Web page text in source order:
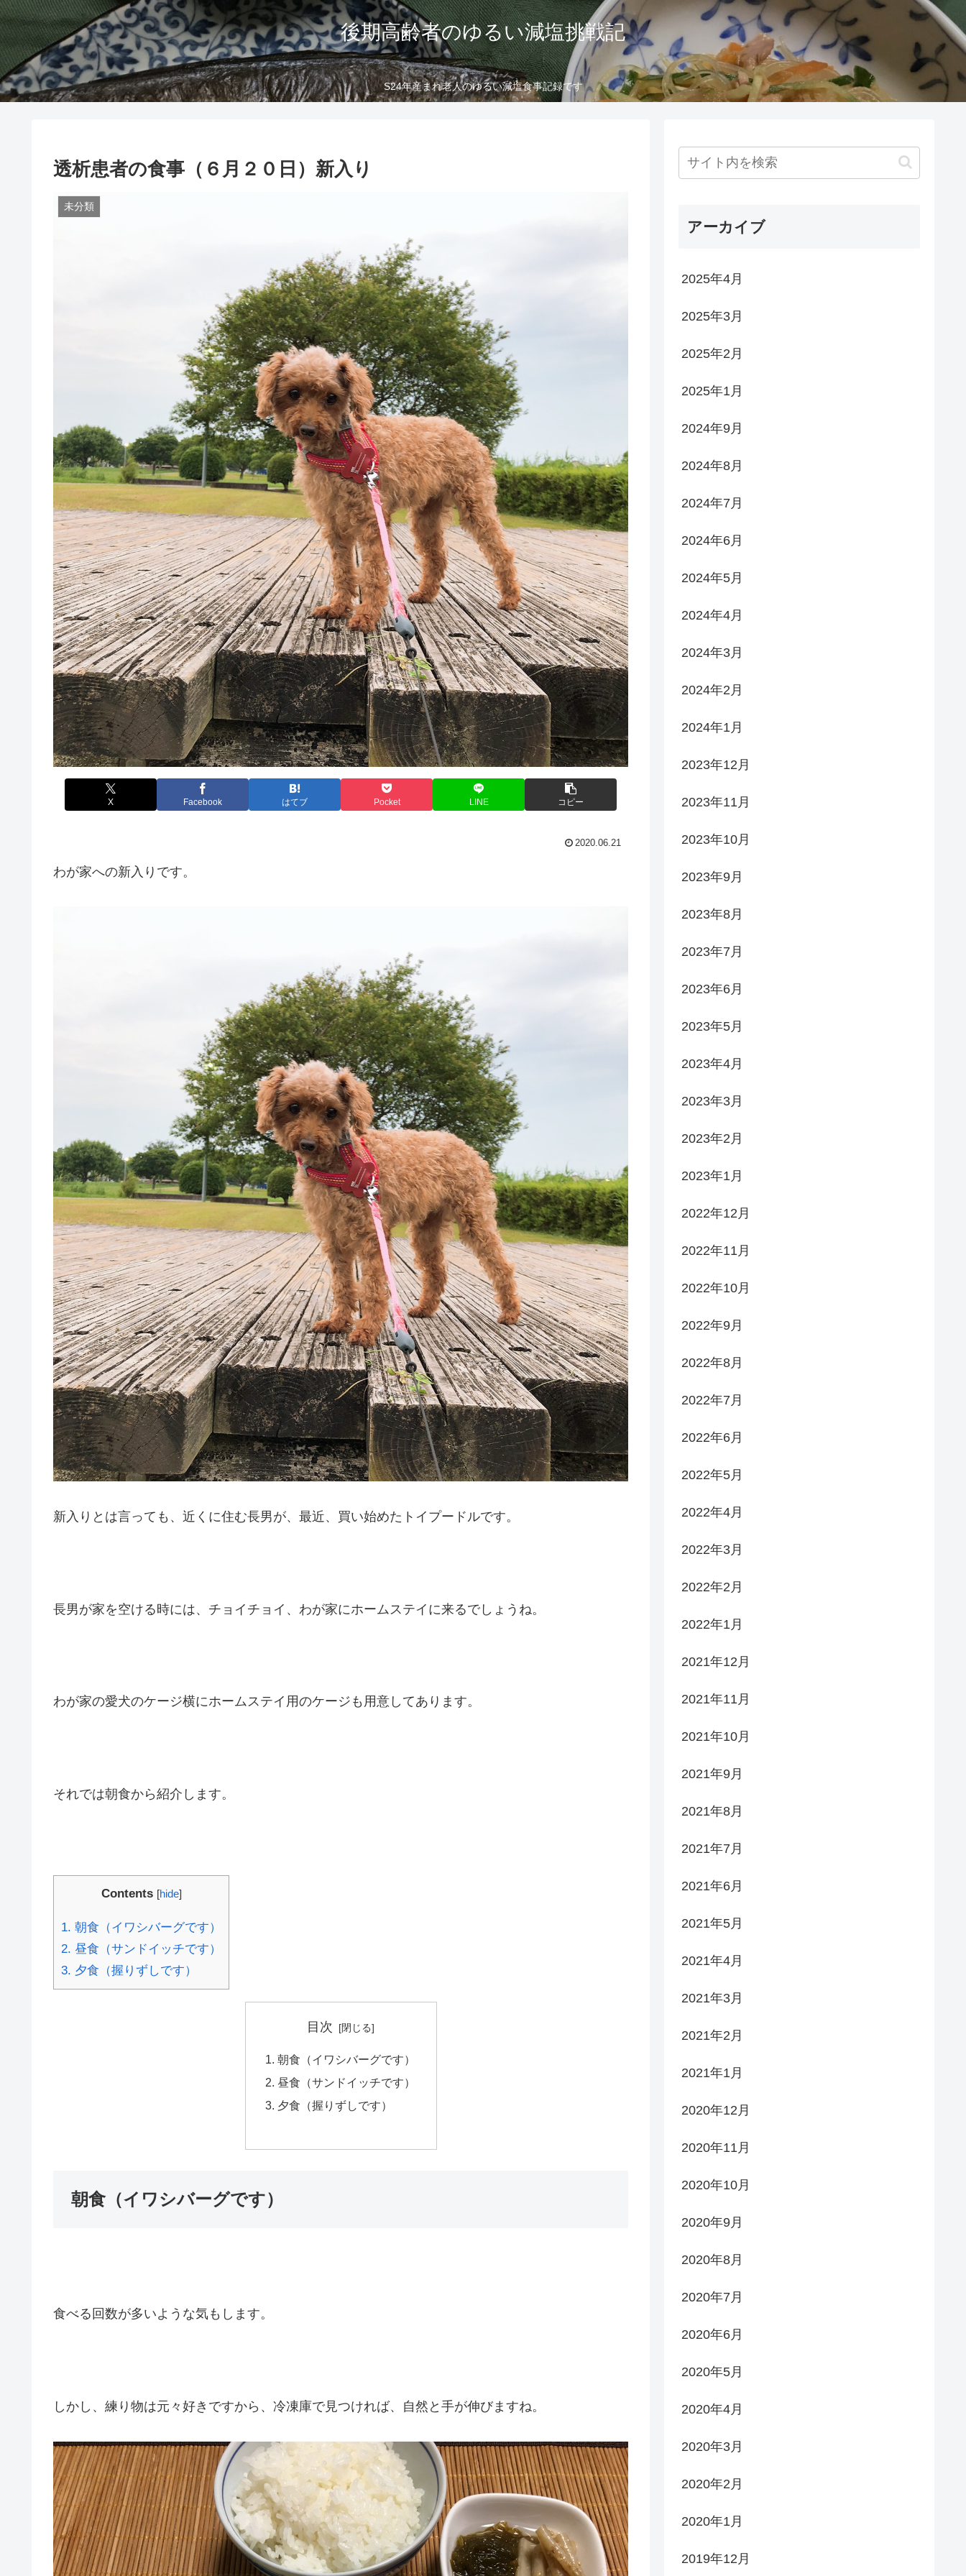
後期高齢者のゆるい減塩挑戦記
S24年産まれ老人のゆるい減塩食事記録です
透析患者の食事（６月２０日）新入り
未分類
X Facebook はてブ Pocket LINE コピー
2020.06.21
わが家への新入りです。
新入りとは言っても、近くに住む長男が、最近、買い始めたトイプードルです。
長男が家を空ける時には、チョイチョイ、わが家にホームステイに来るでしょうね。
わが家の愛犬のケージ横にホームステイ用のケージも用意してあります。
それでは朝食から紹介します。
Contents [hide]
1. 朝食（イワシバーグです）
2. 昼食（サンドイッチです）
3. 夕食（握りずしです）
目次
朝食（イワシバーグです）
昼食（サンドイッチです）
夕食（握りずしです）
朝食（イワシバーグです）
食べる回数が多いような気もします。
しかし、練り物は元々好きですから、冷凍庫で見つければ、自然と手が伸びますね。
アーカイブ
2025年4月
2025年3月
2025年2月
2025年1月
2024年9月
2024年8月
2024年7月
2024年6月
2024年5月
2024年4月
2024年3月
2024年2月
2024年1月
2023年12月
2023年11月
2023年10月
2023年9月
2023年8月
2023年7月
2023年6月
2023年5月
2023年4月
2023年3月
2023年2月
2023年1月
2022年12月
2022年11月
2022年10月
2022年9月
2022年8月
2022年7月
2022年6月
2022年5月
2022年4月
2022年3月
2022年2月
2022年1月
2021年12月
2021年11月
2021年10月
2021年9月
2021年8月
2021年7月
2021年6月
2021年5月
2021年4月
2021年3月
2021年2月
2021年1月
2020年12月
2020年11月
2020年10月
2020年9月
2020年8月
2020年7月
2020年6月
2020年5月
2020年4月
2020年3月
2020年2月
2020年1月
2019年12月